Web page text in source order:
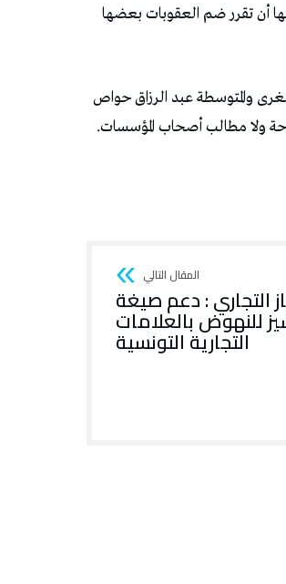
أن تقرر ضم العقوبات بعضها
والمتوسطة عبد الرزاق حواص
ولا مطالب أصحاب المؤسسات.
التجاري : دعم صيغة
للنهوض بالعلامات
التجارية التونسية